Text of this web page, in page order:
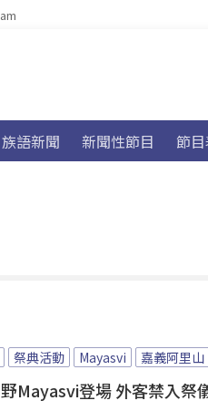
族語新聞 新聞性節目 節
祭典活動 Mayasvi 嘉義阿里山
Mayasvi登場 外客禁入祭